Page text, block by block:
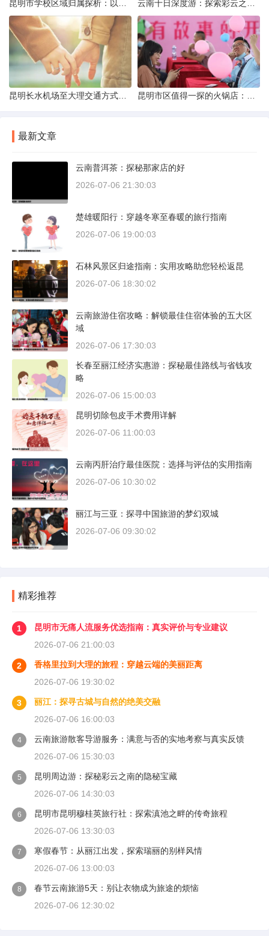
最新文章
云南普洱茶：探秘那家店的好
2026-07-06 21:30:03
楚雄暖阳行：穿越冬寒至春暖的旅行指南
2026-07-06 19:00:03
石林风景区归途指南：实用攻略助您轻松返昆
2026-07-06 18:30:02
云南旅游住宿攻略：解锁最佳住宿体验的五大区
域
2026-07-06 17:30:03
长春至丽江经济实惠游：探秘最佳路线与省钱攻
略
2026-07-06 15:00:03
昆明切除包皮手术费用详解
2026-07-06 11:00:03
云南丙肝治疗最佳医院：选择与评估的实用指南
2026-07-06 10:30:02
丽江与三亚：探寻中国旅游的梦幻双城
2026-07-06 09:30:02
精彩推荐
1
昆明市无痛人流服务优选指南：真实评价与专业建议
2026-07-06 21:00:03
2
香格里拉到大理的旅程：穿越云端的美丽距离
2026-07-06 19:30:02
3
丽江：探寻古城与自然的绝美交融
2026-07-06 16:00:03
4
云南旅游散客导游服务：满意与否的实地考察与真实反馈
2026-07-06 15:30:03
5
昆明周边游：探秘彩云之南的隐秘宝藏
2026-07-06 14:30:03
6
昆明市昆明穆桂英旅行社：探索滇池之畔的传奇旅程
2026-07-06 13:30:03
7
寒假春节：从丽江出发，探索瑞丽的别样风情
2026-07-06 13:00:03
8
春节云南旅游5天：别让衣物成为旅途的烦恼
2026-07-06 12:30:02